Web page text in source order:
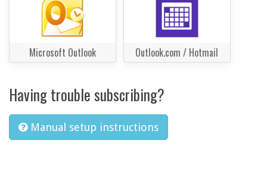
Microsoft Outlook Outlook.com / Hotmail
Having trouble subscribing?
Manual setup instructions